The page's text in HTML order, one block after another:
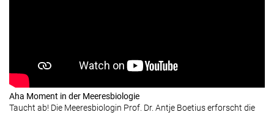
Aha Moment in der Meeresbiologie
Taucht ab! Die Meeresbiologin Prof. Dr. Antje Boetius erforscht die